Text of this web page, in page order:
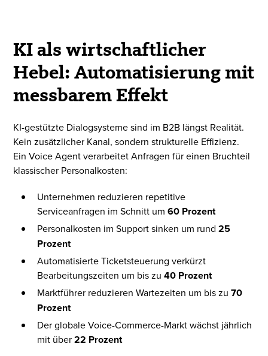
KI als wirtschaft­licher
Hebel: Auto­mati­sierung mit
mess­barem Effekt
KI-gestützte Dialogsysteme sind im B2B längst Realität.
Kein zusätzlicher Kanal, sondern strukturelle Effizienz.
Ein Voice Agent verarbeitet Anfragen für einen Bruchteil
klassischer Personalkosten:
Unternehmen reduzieren repetitive
Serviceanfragen im Schnitt um60 Prozent
Personalkosten im Support sinken um rund25
Prozent
Automatisierte Ticketsteuerung verkürzt
Bearbeitungszeiten um bis zu40 Prozent
Marktführer reduzieren Wartezeiten um bis zu70
Prozent
Der globale Voice-Commerce-Markt wächst jährlich
mit über22 Prozent